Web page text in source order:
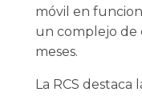
móvil en
un complejo de
meses.
La RCS destaca